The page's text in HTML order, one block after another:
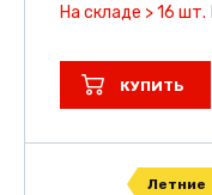
На складе > 16 шт.
КУПИТЬ
Летние